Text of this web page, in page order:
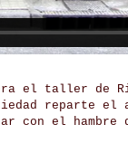
el taller de
reparte el
con el hambre